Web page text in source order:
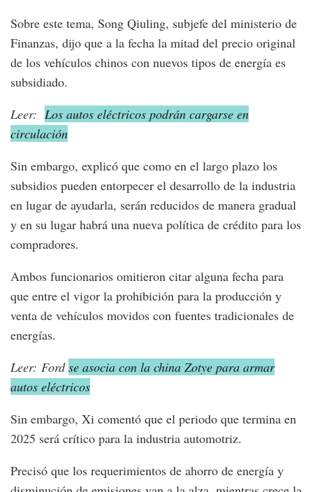
Sobre este tema, Song Qiuling, subjefe del ministerio de
Finanzas, dijo que a la fecha la mitad del precio original
de los vehículos chinos con nuevos tipos de energía es
subsidiado.
Leer: Los autos eléctricos podrán cargarse en
circulación
Sin embargo, explicó que como en el largo plazo los
subsidios pueden entorpecer el desarrollo de la industria
en lugar de ayudarla, serán reducidos de manera gradual
y en su lugar habrá una nueva política de crédito para los
compradores.
Ambos funcionarios omitieron citar alguna fecha para
que entre el vigor la prohibición para la producción y
venta de vehículos movidos con fuentes tradicionales de
energías.
Leer: Ford se asocia con la china Zotye para armar
autos eléctricos
Sin embargo, Xi comentó que el periodo que termina en
2025 será crítico para la industria automotriz.
Precisó que los requerimientos de ahorro de energía y